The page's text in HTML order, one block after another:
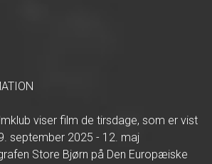
viser film de tirsdage, som er vist
september 2025 - 12. maj
Store Bjørn på Den Europæiske